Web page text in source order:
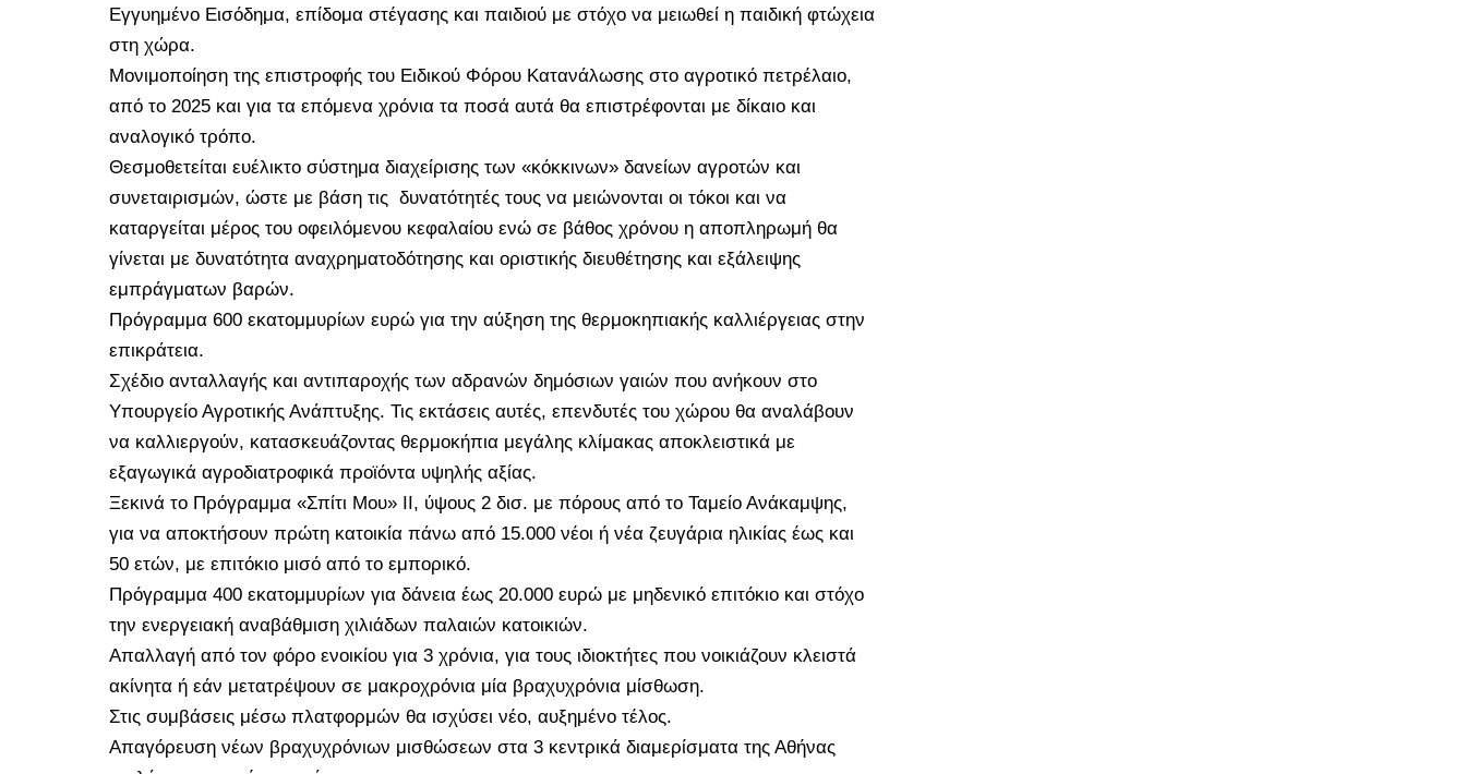
Εγγυημένο Εισόδημα, επίδομα στέγασης και παιδιού με στόχο να μειωθεί η παιδική φτώχεια
στη χώρα.
Μονιμοποίηση της επιστροφής του Ειδικού Φόρου Κατανάλωσης στο αγροτικό πετρέλαιο,
από το 2025 και για τα επόμενα χρόνια τα ποσά αυτά θα επιστρέφονται με δίκαιο και
αναλογικό τρόπο.
Θεσμοθετείται ευέλικτο σύστημα διαχείρισης των «κόκκινων» δανείων αγροτών και
συνεταιρισμών, ώστε με βάση τις δυνατότητές τους να μειώνονται οι τόκοι και να
καταργείται μέρος του οφειλόμενου κεφαλαίου ενώ σε βάθος χρόνου η αποπληρωμή θα
γίνεται με δυνατότητα αναχρηματοδότησης και οριστικής διευθέτησης και εξάλειψης
εμπράγματων βαρών.
Πρόγραμμα 600 εκατομμυρίων ευρώ για την αύξηση της θερμοκηπιακής καλλιέργειας στην
επικράτεια.
Σχέδιο ανταλλαγής και αντιπαροχής των αδρανών δημόσιων γαιών που ανήκουν στο
Υπουργείο Αγροτικής Ανάπτυξης. Τις εκτάσεις αυτές, επενδυτές του χώρου θα αναλάβουν
να καλλιεργούν, κατασκευάζοντας θερμοκήπια μεγάλης κλίμακας αποκλειστικά με
εξαγωγικά αγροδιατροφικά προϊόντα υψηλής αξίας.
Ξεκινά το Πρόγραμμα «Σπίτι Μου» ΙΙ, ύψους 2 δισ. με πόρους από το Ταμείο Ανάκαμψης,
για να αποκτήσουν πρώτη κατοικία πάνω από 15.000 νέοι ή νέα ζευγάρια ηλικίας έως και
50 ετών, με επιτόκιο μισό από το εμπορικό.
Πρόγραμμα 400 εκατομμυρίων για δάνεια έως 20.000 ευρώ με μηδενικό επιτόκιο και στόχο
την ενεργειακή αναβάθμιση χιλιάδων παλαιών κατοικιών.
Απαλλαγή από τον φόρο ενοικίου για 3 χρόνια, για τους ιδιοκτήτες που νοικιάζουν κλειστά
ακίνητα ή εάν μετατρέψουν σε μακροχρόνια μία βραχυχρόνια μίσθωση.
Στις συμβάσεις μέσω πλατφορμών θα ισχύσει νέο, αυξημένο τέλος.
Απαγόρευση νέων βραχυχρόνιων μισθώσεων στα 3 κεντρικά διαμερίσματα της Αθήνας